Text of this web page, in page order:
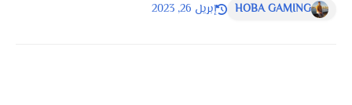
HOBA GAMING إبريل 26, 2023